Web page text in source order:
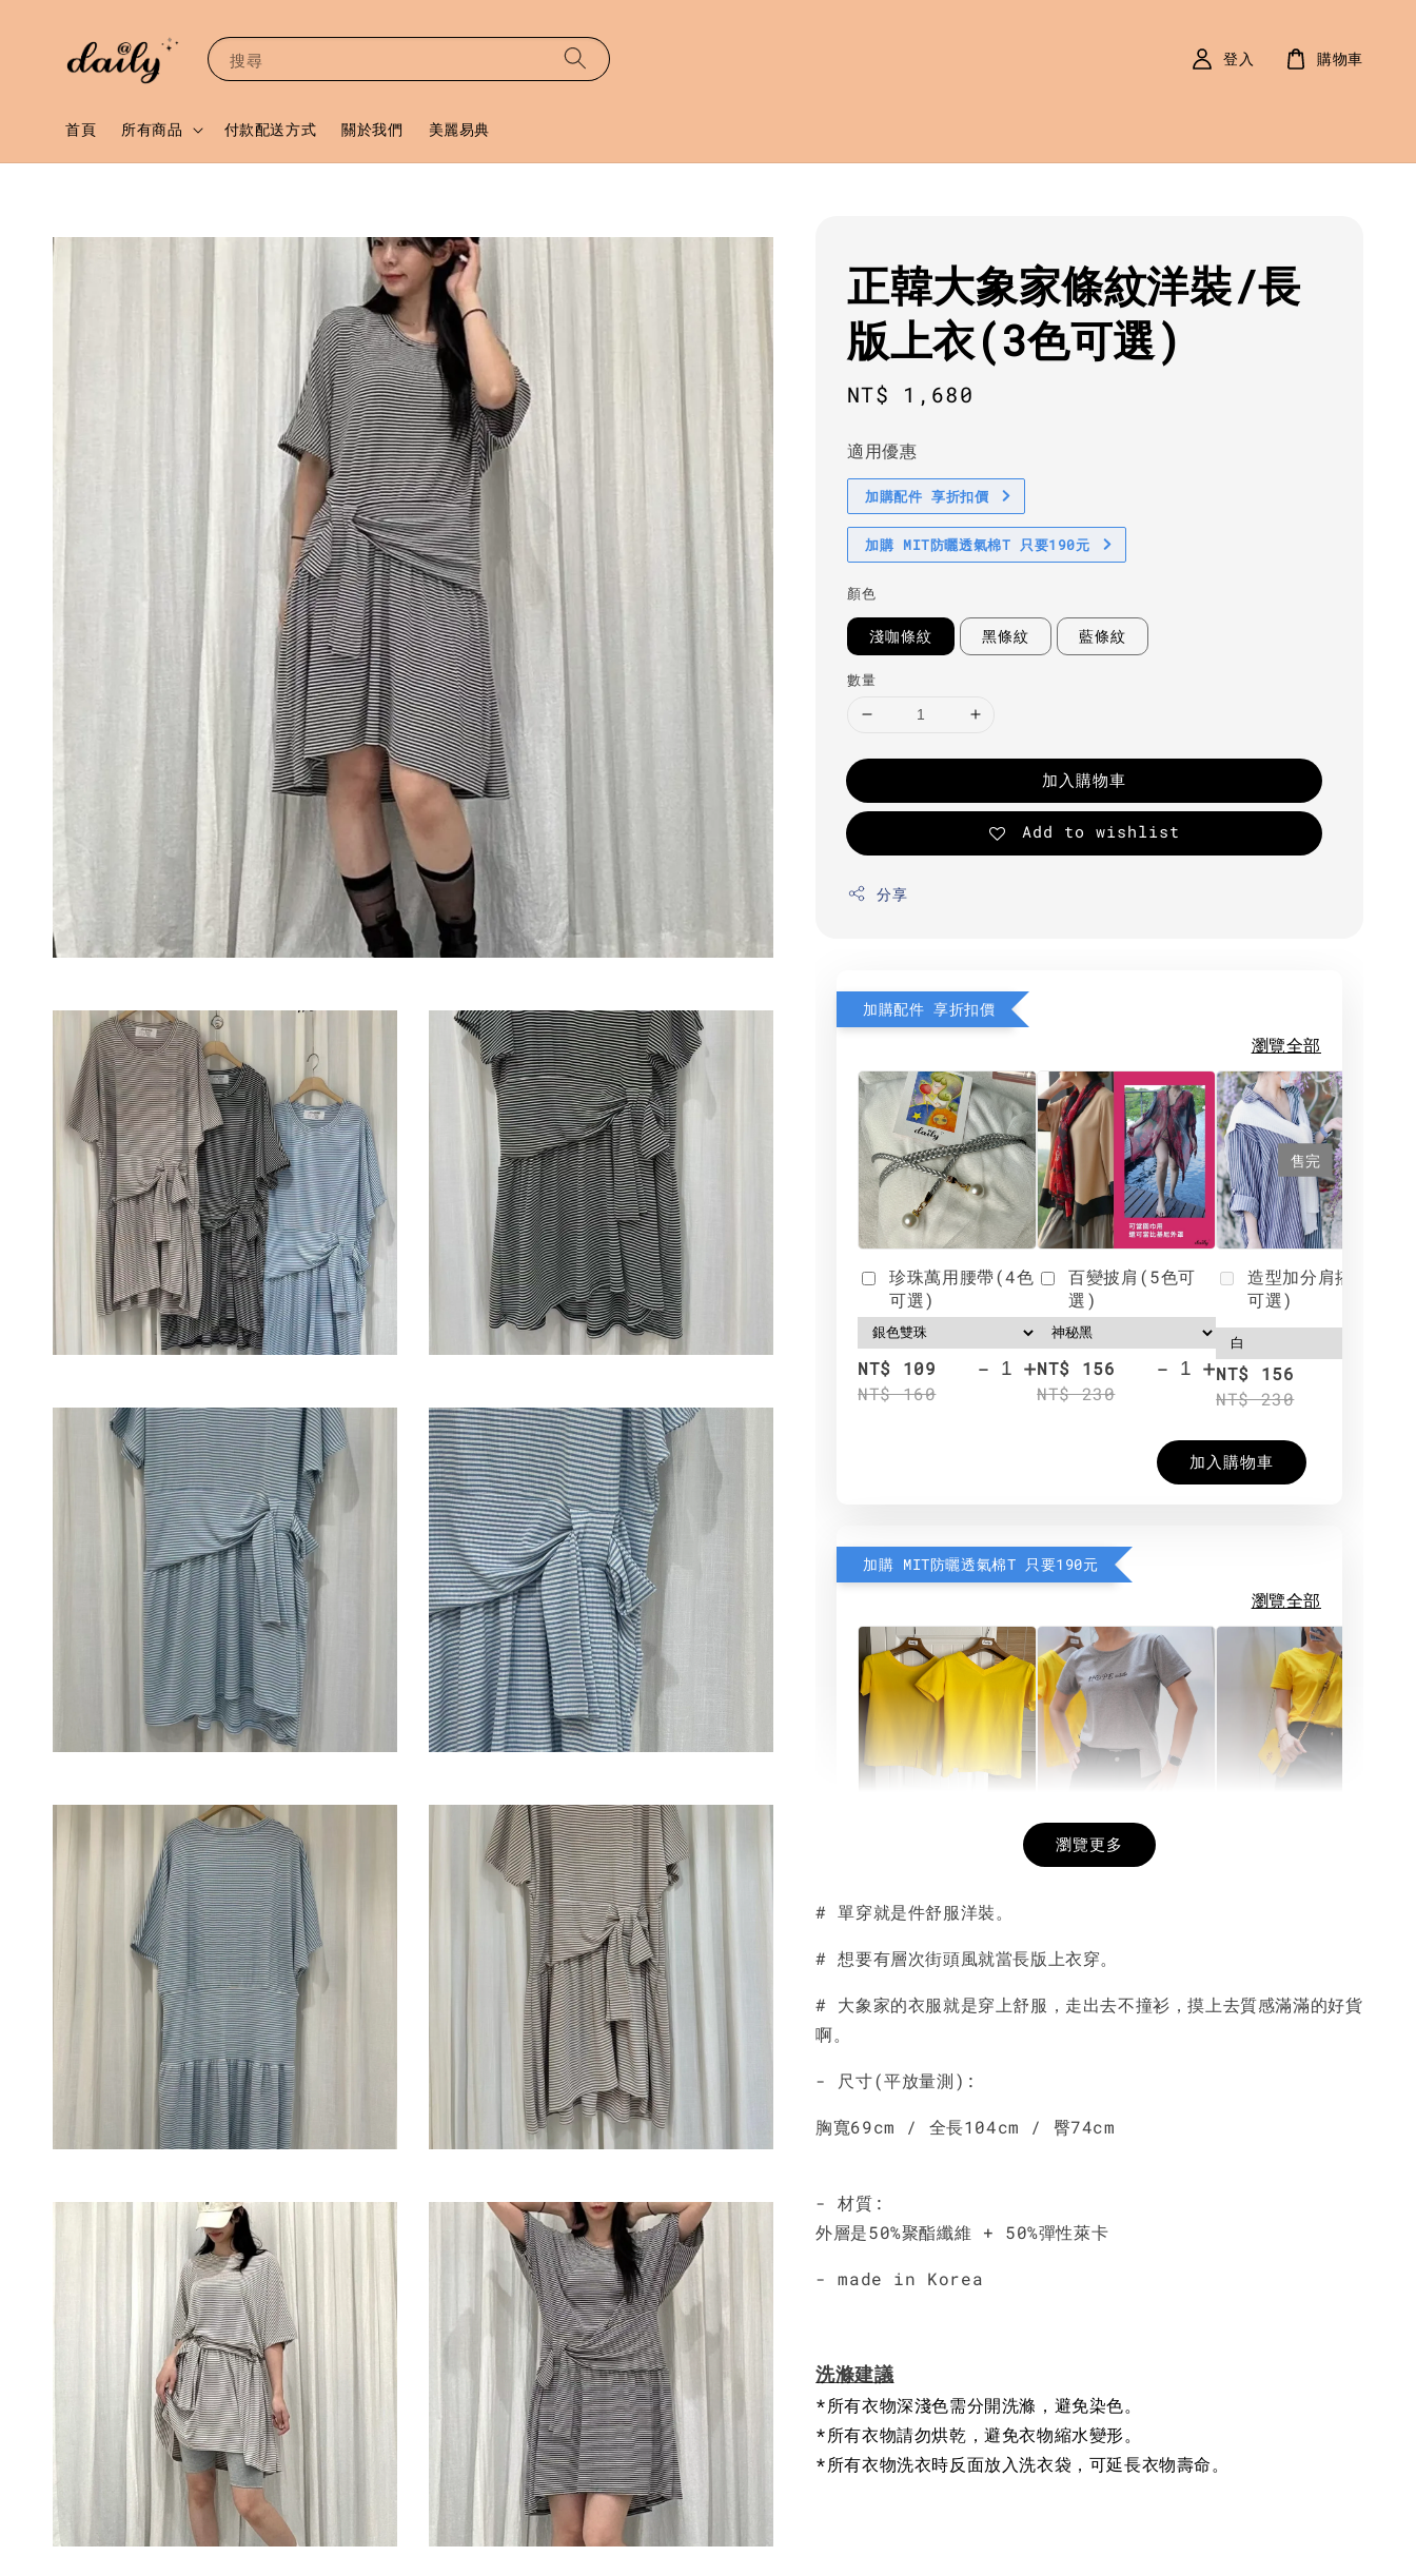
搜尋
首頁 所有商品 付款配送方式 關於我們 美麗易典
登入 購物車
正韓大象家條紋洋裝/長
版上衣(3色可選)
Regular
NT$ 1,680
適用優惠
加購配件 享折扣價
加購 MIT防曬透氣棉T 只要190元
顏色
淺咖條紋 黑條紋 藍條紋
數量
加入購物車
Add to wishlist
分享
加購配件 享折扣價
瀏覽全部
珍珠萬用腰帶(4色
可選)
NT$ 109
NT$ 160
- +
百變披肩(5色可
選)
NT$ 156
NT$ 230
- +
售完
造型加分肩搭(4色
可選)
NT$ 156
NT$ 230
加入購物車
加購 MIT防曬透氣棉T 只要190元
瀏覽全部
NT$ 190
NT$ 450
-
希望相隨雙面T
NT$ 450
加入購物車
瀏覽更多
# 單穿就是件舒服洋裝。
# 想要有層次街頭風就當長版上衣穿。
# 大象家的衣服就是穿上舒服，走出去不撞衫，摸上去質感滿滿的好貨
啊。
- 尺寸(平放量測):
胸寬69cm / 全長104cm / 臀74cm
- 材質:
外層是50%聚酯纖維 + 50%彈性萊卡
- made in Korea
洗滌建議
*所有衣物深淺色需分開洗滌，避免染色。
*所有衣物請勿烘乾，避免衣物縮水變形。
*所有衣物洗衣時反面放入洗衣袋，可延長衣物壽命。